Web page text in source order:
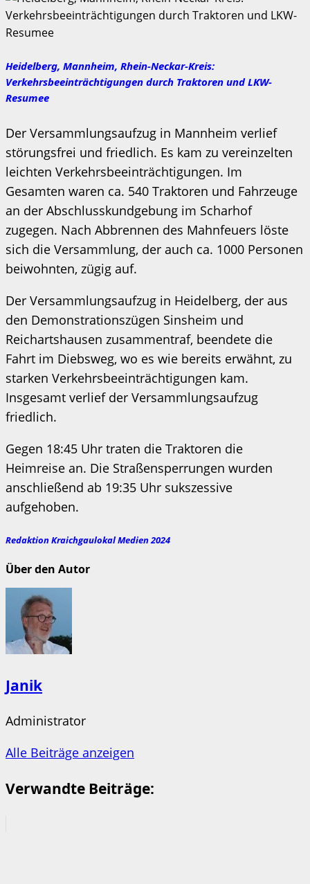
Heidelberg, Mannheim, Rhein-Neckar-Kreis:
Verkehrsbeeinträchtigungen durch Traktoren und LKW-
Resumee
Der Versammlungsaufzug in Mannheim verlief
störungsfrei und friedlich. Es kam zu vereinzelten
leichten Verkehrsbeeinträchtigungen. Im
Gesamten waren ca. 540 Traktoren und Fahrzeuge
an der Abschlusskundgebung im Scharhof
zugegen. Nach Abbrennen des Mahnfeuers löste
sich die Versammlung, der auch ca. 1000 Personen
beiwohnten, zügig auf.
Der Versammlungsaufzug in Heidelberg, der aus
den Demonstrationszügen Sinsheim und
Reichartshausen zusammentraf, beendete die
Fahrt im Diebsweg, wo es wie bereits erwähnt, zu
starken Verkehrsbeeinträchtigungen kam.
Insgesamt verlief der Versammlungsaufzug
friedlich.
Gegen 18:45 Uhr traten die Traktoren die
Heimreise an. Die Straßensperrungen wurden
anschließend ab 19:35 Uhr sukszessive
aufgehoben.
Redaktion Kraichgaulokal Medien 2024
Über den Autor
Janik
Administrator
Alle Beiträge anzeigen
Verwandte Beiträge: